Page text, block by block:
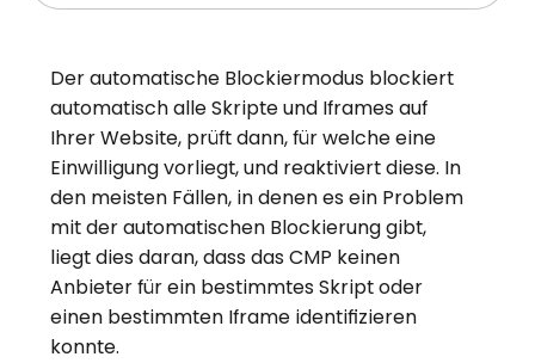
Der automatische Blockiermodus blockiert
automatisch alle Skripte und Iframes auf
Ihrer Website, prüft dann, für welche eine
Einwilligung vorliegt, und reaktiviert diese. In
den meisten Fällen, in denen es ein Problem
mit der automatischen Blockierung gibt,
liegt dies daran, dass das CMP keinen
Anbieter für ein bestimmtes Skript oder
einen bestimmten Iframe identifizieren
konnte.